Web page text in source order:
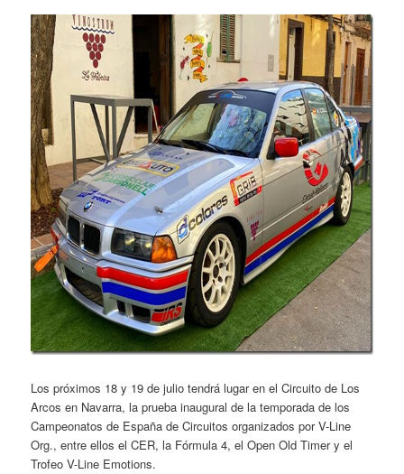
Los próximos 18 y 19 de julio tendrá lugar en el Circuito de Los
Arcos en Navarra, la prueba inaugural de la temporada de los
Campeonatos de España de Circuitos organizados por V-Line
Org., entre ellos el CER, la Fórmula 4, el Open Old Timer y el
Trofeo V-Line Emotions.